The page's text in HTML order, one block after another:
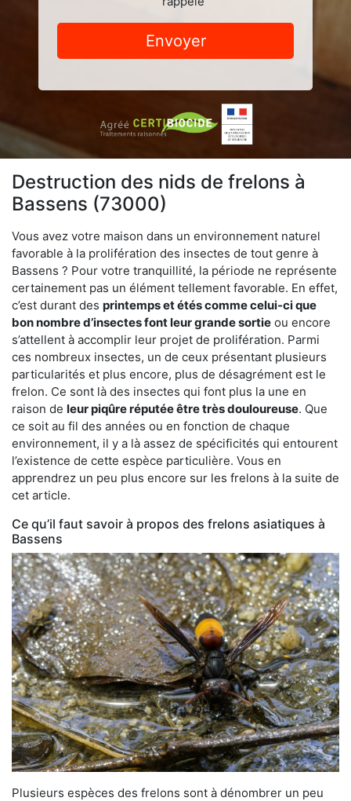
Envoyer
Destruction des nids de frelons à
Bassens (73000)
Vous avez votre maison dans un environnement naturel
favorable à la prolifération des insectes de tout genre à
Bassens ? Pour votre tranquillité, la période ne représente
certainement pas un élément tellement favorable. En effet,
c’est durant des printemps et étés comme celui-ci que
bon nombre d’insectes font leur grande sortie ou encore
s’attellent à accomplir leur projet de prolifération. Parmi
ces nombreux insectes, un de ceux présentant plusieurs
particularités et plus encore, plus de désagrément est le
frelon. Ce sont là des insectes qui font plus la une en
raison de leur piqûre réputée être très douloureuse. Que
ce soit au fil des années ou en fonction de chaque
environnement, il y a là assez de spécificités qui entourent
l’existence de cette espèce particulière. Vous en
apprendrez un peu plus encore sur les frelons à la suite de
cet article.
Ce qu’il faut savoir à propos des frelons asiatiques à
Bassens
Plusieurs espèces des frelons sont à dénombrer un peu